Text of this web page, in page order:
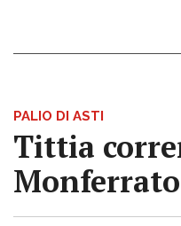
PALIO DI ASTI
Tittia